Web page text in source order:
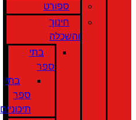
ספורט
חינוך
והשכלה
בתי
ספר
בתי
ספר
תיכוניים